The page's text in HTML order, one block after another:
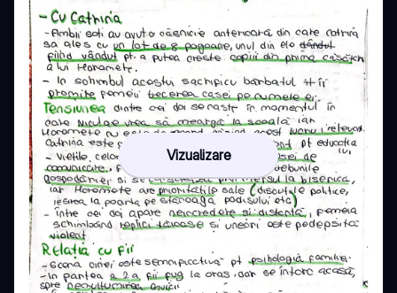
Vizualizare